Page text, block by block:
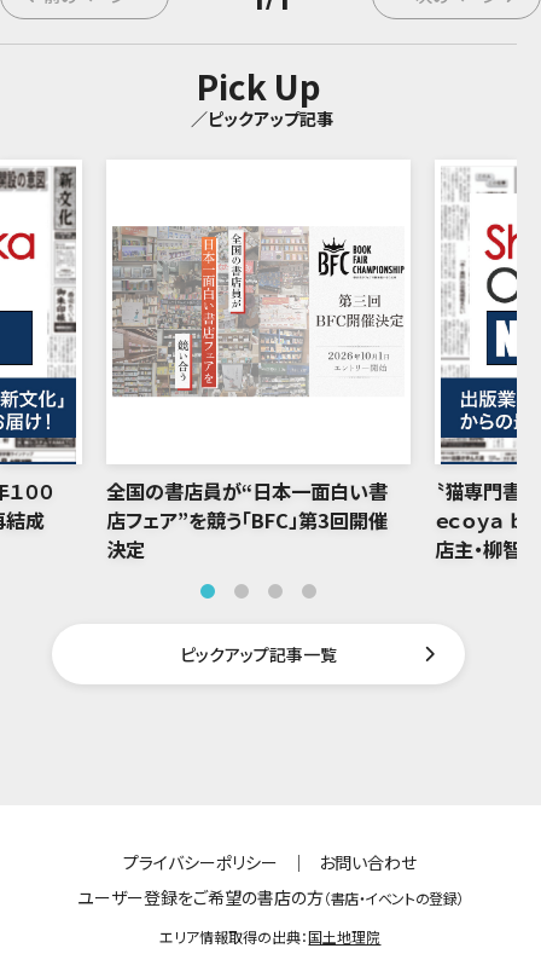
Pick Up
／ピックアップ記事
００
結成
全国の書店員が“日本一面白い書
店フェア”を競う「BFC」第3回開催
決定
〝猫専門書
ｅｃｏｙａ ｂ
店主・柳智
ピックアップ記事一覧
プライバシーポリシー ｜
お問い合わせ
ユーザー登録をご希望の書店の方（書店・イベントの登録）
エリア情報取得の出典：国土地理院